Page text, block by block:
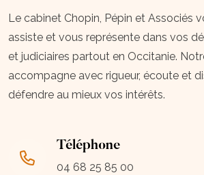
Le cabinet Chopin, Pépin et Associés
assiste et vous représente dans vos
et judiciaires partout en Occitanie.
accompagne avec rigueur, écoute et
défendre au mieux vos intérêts.
Téléphone
04 68 25 85 00